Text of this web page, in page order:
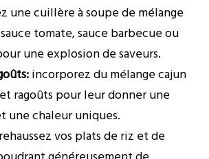
une cuillère à soupe de mélange
tomate, sauce barbecue ou
une explosion de saveurs.
incorporez du mélange cajun
ragoûts pour leur donner une
une chaleur uniques.
rehaussez vos plats de riz et de